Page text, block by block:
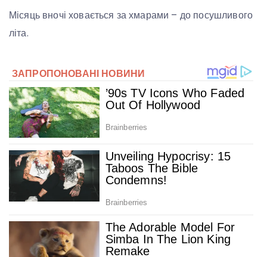
Місяць вночі ховається за хмарами – до посушливого
літа.